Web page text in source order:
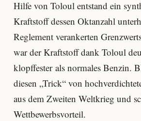
Hilfe von Toloul entstand ein
Kraftstoff dessen Oktanzahl
Reglement verankerten
war der Kraftstoff dank Toloul
klopffester als normales Benzin.
diesen „Trick“ von
aus dem Zweiten Weltkrieg und
Wettbewerbsvorteil.